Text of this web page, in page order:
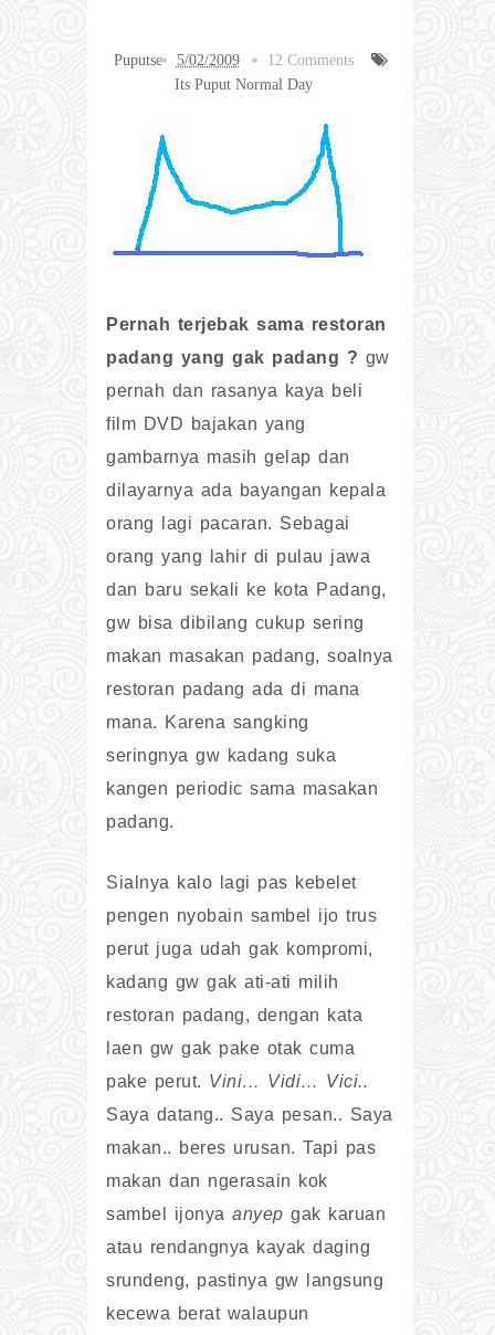
Puputse 5/02/2009
12 Comments
Its Puput Normal Day
Pernah terjebak sama restoran
padang yang gak padang ? gw
pernah dan rasanya kaya beli
film DVD bajakan yang
gambarnya masih gelap dan
dilayarnya ada bayangan kepala
orang lagi pacaran. Sebagai
orang yang lahir di pulau jawa
dan baru sekali ke kota Padang,
gw bisa dibilang cukup sering
makan masakan padang, soalnya
restoran padang ada di mana
mana. Karena sangking
seringnya gw kadang suka
kangen periodic sama masakan
padang.
Sialnya kalo lagi pas kebelet
pengen nyobain sambel ijo trus
perut juga udah gak kompromi,
kadang gw gak ati-ati milih
restoran padang, dengan kata
laen gw gak pake otak cuma
pake perut. Vini… Vidi… Vici..
Saya datang.. Saya pesan.. Saya
makan.. beres urusan. Tapi pas
makan dan ngerasain kok
sambel ijonya anyep gak karuan
atau rendangnya kayak daging
srundeng, pastinya gw langsung
kecewa berat walaupun